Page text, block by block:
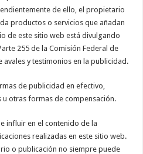
de ello, el propietario
productos o servicios que añadan
de este sitio web está divulgando
255 de la Comisión Federal de
avales y testimonios en la publicidad.
de publicidad en efectivo,
otras formas de compensación.
influir en el contenido de la
realizadas en este sitio web.
o publicación no siempre puede